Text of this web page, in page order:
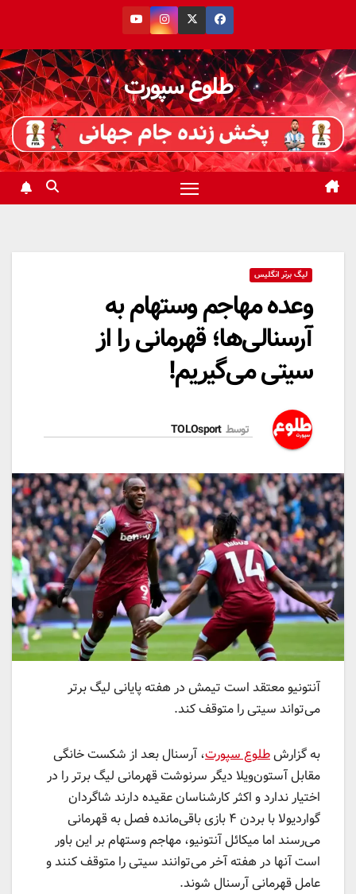
محتوا
طلوع سپورت
لیگ برتر انگلیس
وعده مهاجم وستهام به
آرسنالی‌ها؛ قهرمانی را از
سیتی می‌گیریم!
توسط TOLOsport
آنتونیو معتقد است تیمش در هفته پایانی لیگ برتر
می‌تواند سیتی را متوقف کند.
به گزارشطلوع سپورت، آرسنال بعد از شکست خانگی
مقابل آستون‌ویلا دیگر سرنوشت قهرمانی لیگ برتر را در
اختیار ندارد و اکثر کارشناسان عقیده دارند شاگردان
گواردیولا با بردن ۴ بازی باقی‌مانده فصل به قهرمانی
می‌رسند اما میکائل آنتونیو، مهاجم وستهام بر این باور
است آنها در هفته آخر می‌توانند سیتی را متوقف کنند و
عامل قهرمانی آرسنال شوند.